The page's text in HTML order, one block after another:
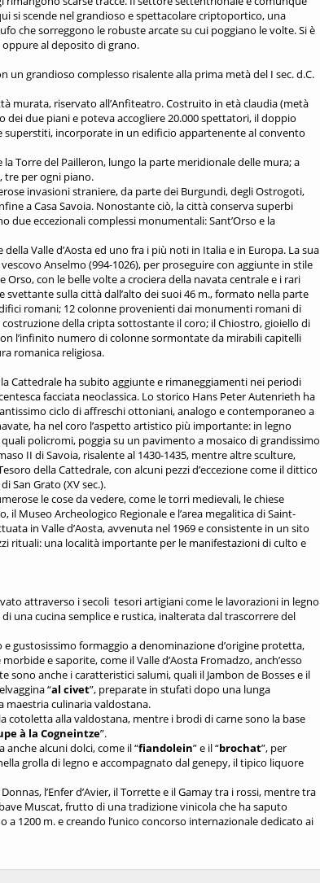
si scende nel grandioso e spettacolare criptoportico, una
che sorreggono le robuste arcate su cui poggiano le volte. Si è
al deposito di grano.
un grandioso complesso risalente alla prima metà del I sec. d.C.
murata, riservato all’Anfiteatro. Costruito in età claudia (metà
dei due piani e poteva accogliere 20.000 spettatori, il doppio
incorporate in un edificio appartenente al convento
Torre del Pailleron, lungo la parte meridionale delle mura; a
tre per ogni piano.
invasioni straniere, da parte dei Burgundi, degli Ostrogoti,
a Casa Savoia. Nonostante ciò, la città conserva superbi
eccezionali complessi monumentali: Sant’Orso e la
Valle d’Aosta ed uno fra i più noti in Italia e in Europa. La sua
Anselmo (994-1026), per proseguire con aggiunte in stile
con le belle volte a crociera della navata centrale e i rari
sulla città dall’alto dei suoi 46 m., formato nella parte
romani; 12 colonne provenienti dai monumenti romani di
della cripta sottostante il coro; il Chiostro, gioiello di
l’infinito numero di colonne sormontate da mirabili capitelli
romanica religiosa.
Cattedrale ha subito aggiunte e rimaneggiamenti nei periodi
facciata neoclassica. Lo storico Hans Peter Autenrieth ha
ciclo di affreschi ottoniani, analogo e contemporaneo a
ha nel coro l’aspetto artistico più importante: in legno
policromi, poggia su un pavimento a mosaico di grandissimo
II di Savoia, risalente al 1430-1435, mentre altre sculture,
della Cattedrale, con alcuni pezzi d’eccezione come il dittico
San Grato (XV sec.).
le cose da vedere, come le torri medievali, le chiese
Museo Archeologico Regionale e l’area megalitica di Saint-
in Valle d’Aosta, avvenuta nel 1969 e consistente in un sito
rituali: una località importante per le manifestazioni di culto e
attraverso i secoli tesori artigiani come le lavorazioni in legno
una cucina semplice e rustica, inalterata dal trascorrere del
gustosissimo formaggio a denominazione d’origine protetta,
e saporite, come il Valle d’Aosta Fromadzo, anch’esso
anche i caratteristici salumi, quali il Jambon de Bosses e il
“al civet”, preparate in stufati dopo una lunga
maestria culinaria valdostana.
cotoletta alla valdostana, mentre i brodi di carne sono la base
à la Cogneintze”.
alcuni dolci, come il “fiandolein” e il “brochat”, per
grolla di legno e accompagnato dal genepy, il tipico liquore
l’Enfer d’Avier, il Torrette e il Gamay tra i rossi, mentre tra
Muscat, frutto di una tradizione vinicola che ha saputo
1200 m. e creando l’unico concorso internazionale dedicato ai